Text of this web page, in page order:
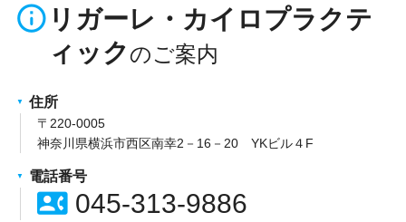
info_outline リガーレ・カイロプラクテ
ィック
住所
〒220-0005
神奈川県横浜市西区南幸2－16－20 YKビル４F
電話番号
contact_phone045-313-9886